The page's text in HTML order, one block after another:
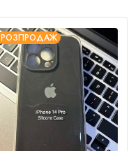
РОЗПРОДАЖ